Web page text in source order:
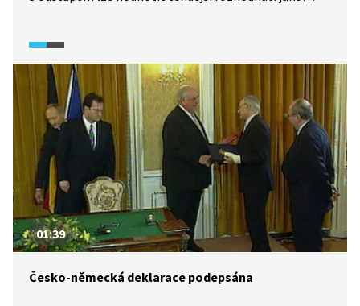
privatizace. Vláda Petra Pitharta si ale ve své době
vyslechla za své rozhodnutí nemalou kritiku.
01:39
Česko-německá deklarace podepsána